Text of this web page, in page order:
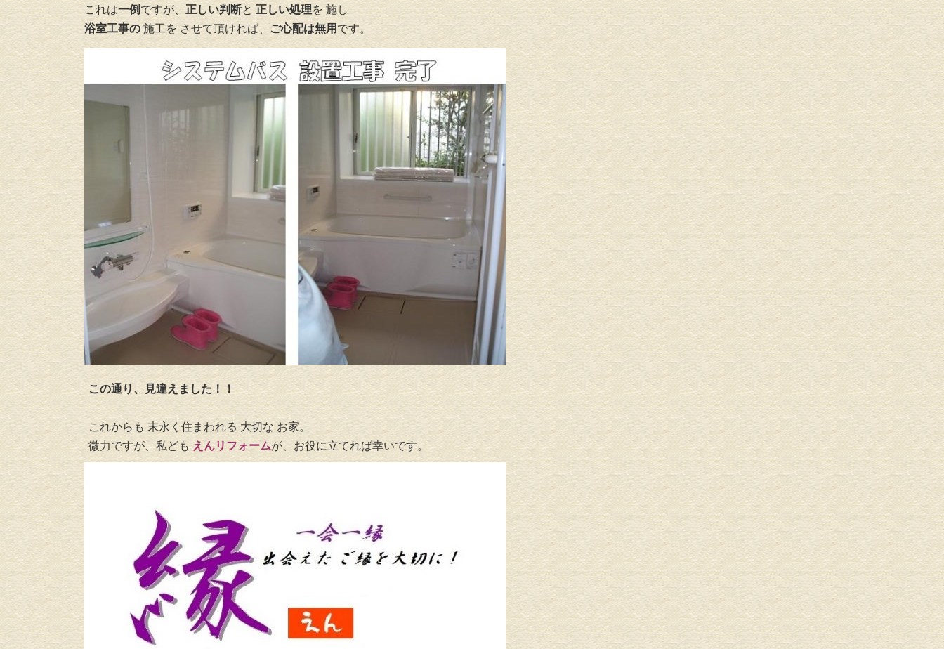
これは一例 ですが、 正しい判断と 正しい処理を 施し
浴室工事の 施工を させて頂ければ、 ご心配は無用です。
この通り、見違えました！！
これからも 末永く住まわれる 大切な お家。
微力ですが、私ども えんリフォームが、お役に立てれば幸いです。